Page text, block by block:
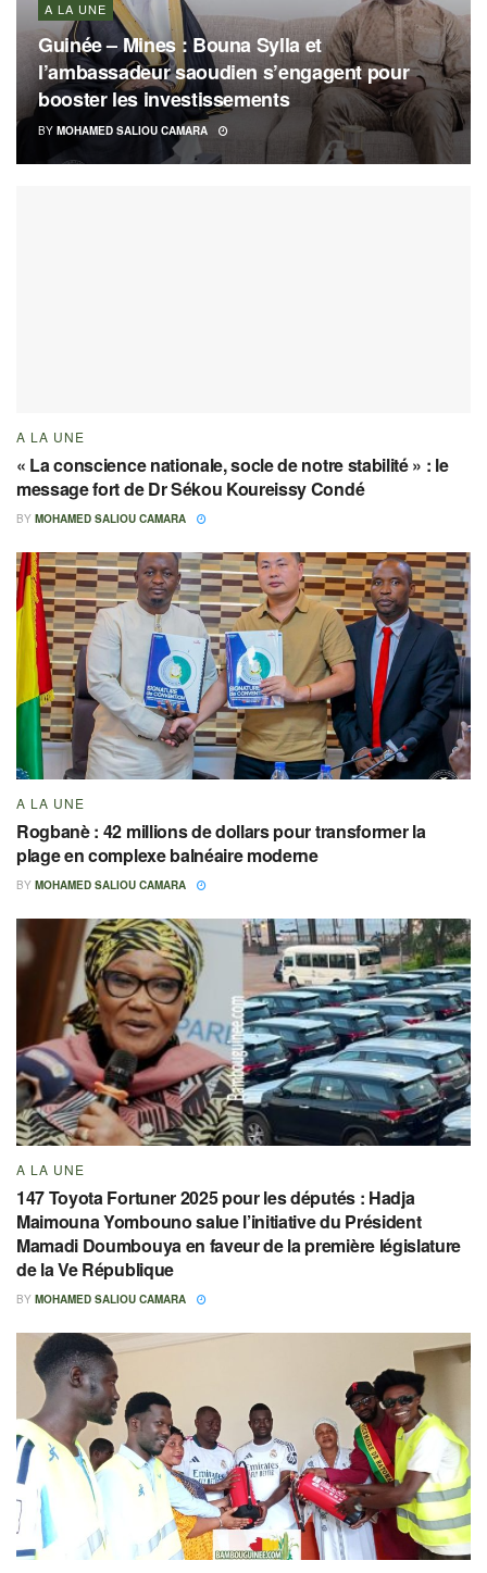
A LA UNE
Guinée – Mines : Bouna Sylla et
l’ambassadeur saoudien s’engagent pour
booster les investissements
BY MOHAMED SALIOU CAMARA
A LA UNE
« La conscience nationale, socle de notre stabilité » : le
message fort de Dr Sékou Koureissy Condé
BY MOHAMED SALIOU CAMARA
A LA UNE
Rogbanè : 42 millions de dollars pour transformer la
plage en complexe balnéaire moderne
BY MOHAMED SALIOU CAMARA
A LA UNE
147 Toyota Fortuner 2025 pour les députés : Hadja
Maimouna Yombouno salue l’initiative du Président
Mamadi Doumbouya en faveur de la première législature
de la Ve République
BY MOHAMED SALIOU CAMARA